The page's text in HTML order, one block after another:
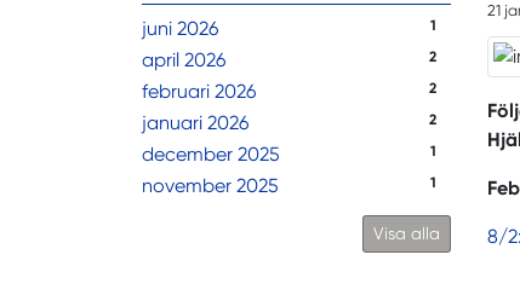
juni 2026 1
april 2026 2
februari 2026 2
januari 2026 2
december 2025 1
november 2025 1
Visa alla
21
8/